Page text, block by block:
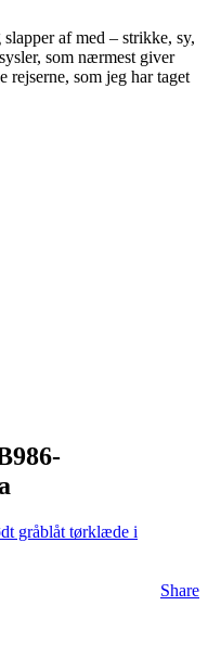
af med – strikke, sy,
som nærmest giver
som jeg har taget
gråblåt tørklæde i
Share